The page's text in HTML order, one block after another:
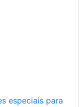
especiais para